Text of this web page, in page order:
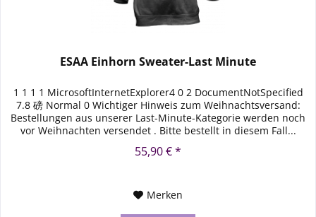
ESAA Einhorn Sweater-Last Minute
1 1 1 1 MicrosoftInternetExplorer4 0 2 DocumentNotSpecified
7.8 磅 Normal 0 Wichtiger Hinweis zum Weihnachtsversand:
Bestellungen aus unserer Last-Minute-Kategorie werden noch
vor Weihnachten versendet . Bitte bestellt in diesem Fall...
55,90 € *
Merken